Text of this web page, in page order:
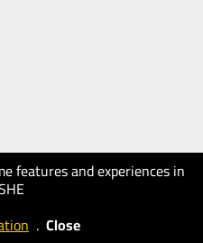
features and experiences in
. Close